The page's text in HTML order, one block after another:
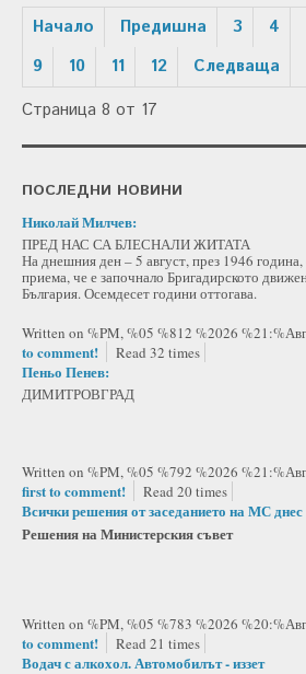
Начало Предишна 3 4
9
10 11 12 Следваща
Страница 8 от 17
ПОСЛЕДНИ НОВИНИ
Николай Милчев:
ПРЕД НАС СА БЛЕСНАЛИ ЖИТАТА
На днешния ден – 5 август, през 1946 година,
приема, че е започнало Бригадирското
България. Осемдесет години оттогава.
Written on %PM, %05 %812 %2026 %21:%Авг
to comment!
Read 32 times
Пеньо Пенев:
ДИМИТРОВГРАД
Written on %PM, %05 %792 %2026 %21:%Авг
first to comment!
Read 20 times
Всички решения от заседанието на МС днес
Решения на Министерския съвет
Written on %PM, %05 %783 %2026 %20:%Авг
to comment!
Read 21 times
Водач с алкохол. Автомобилът - иззет